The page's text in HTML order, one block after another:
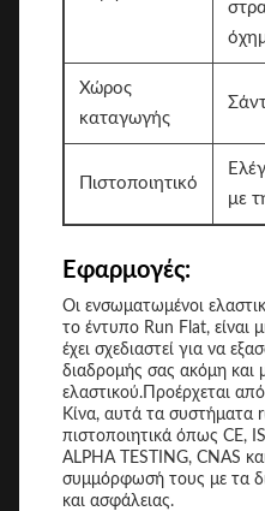
Χώρος
καταγωγής
Πιστοποιητικό
με
Εφαρμογές:
Οι ενσωματωμένοι
το έντυπο Run Flat, είναι
έχει σχεδιαστεί για να
διαδρομής σας ακόμη και
ελαστικού.Προέρχεται
Κίνα, αυτά τα συστήματα
πιστοποιητικά όπως CE,
ALPHA TESTING, CNAS
συμμόρφωσή τους με τα
και ασφάλειας.